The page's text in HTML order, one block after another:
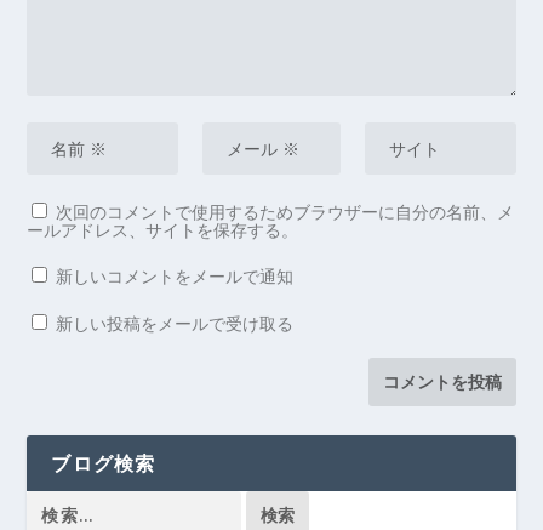
次回のコメントで使用するためブラウザーに自分の名前、メ
ールアドレス、サイトを保存する。
新しいコメントをメールで通知
新しい投稿をメールで受け取る
ブログ検索